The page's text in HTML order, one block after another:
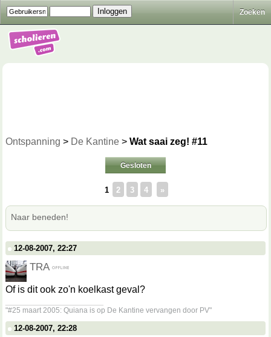
Zoeken
Ontspanning > De Kantine > Wat saai zeg! #11
Gesloten
1 2 3 4 »
Naar beneden!
12-08-2007, 22:27
TRA
Of is dit ook zo'n koelkast geval?
"#25 maart 2005: Quiana is op De Kantine vervangen door PV"
12-08-2007, 22:28